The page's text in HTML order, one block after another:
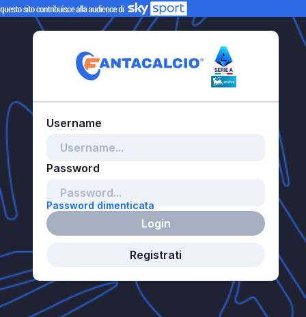
Password dimenticata
Login
Registrati